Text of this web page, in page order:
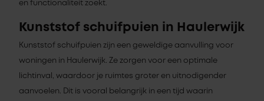
en functionaliteit zoekt.
Kunststof schuifpuien in Haulerwijk
Kunststof schuifpuien zijn een geweldige aanvulling voor
woningen in Haulerwijk. Ze zorgen voor een optimale
lichtinval, waardoor je ruimtes groter en uitnodigender
aanvoelen. Dit is vooral belangrijk in een tijd waarin